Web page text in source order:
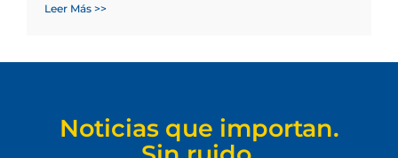
Leer Más >>
Noticias que importan.